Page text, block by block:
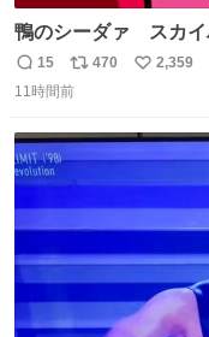
鴨のシーダァ スカイ
youtu.be/
返
信
15
リ
ポ
ト
470
い
数
2,359
11時間前